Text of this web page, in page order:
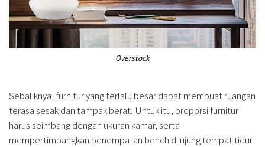
Overstock
Sebaliknya, furnitur yang terlalu besar dapat membuat ruangan
terasa sesak dan tampak berat. Untuk itu, proporsi furnitur
harus seimbang dengan ukuran kamar, serta
mempertimbangkan penempatan bench di ujung tempat tidur